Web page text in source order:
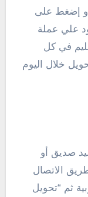
إضغط على
القيود علي عملة
حيث تنحصر بين 500 و 4990 مليم في كل
3 عمليات تحويل خلال اليوم
صديق أو
الاتصال
ثم “تحويل